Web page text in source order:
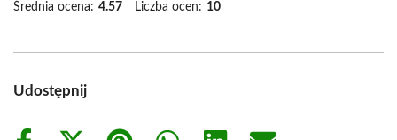
Średnia ocena: 4.57 Liczba ocen: 10
Udostępnij